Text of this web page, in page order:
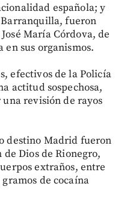
española; y
fueron
María Córdova, de
sus organismos.
efectivos de la Policía
actitud sospechosa,
revisión de rayos
destino Madrid fueron
de Dios de Rionegro,
extraños, entre
de cocaína